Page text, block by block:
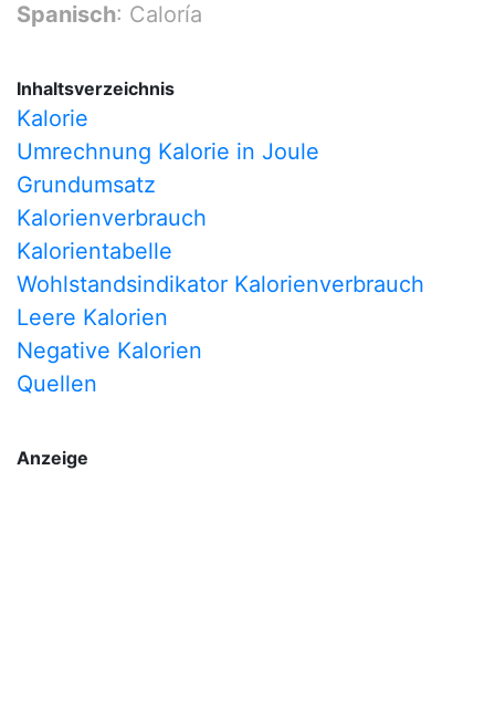
Spanisch: Caloría
Inhaltsverzeichnis
Kalorie
Umrechnung Kalorie in Joule
Grundumsatz
Kalorienverbrauch
Kalorientabelle
Wohlstandsindikator Kalorienverbrauch
Leere Kalorien
Negative Kalorien
Quellen
Anzeige